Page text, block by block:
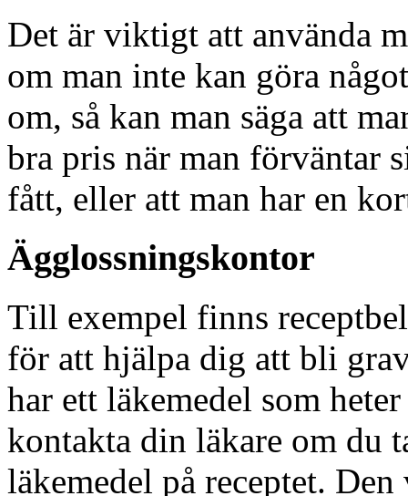
Det är viktigt att använda
om man inte kan göra
om, så kan man säga att
bra pris när man förväntar
fått, eller att man har en
Ägglossningskontor
Till exempel finns
för att hjälpa dig att bli
har ett läkemedel som
kontakta din läkare om du
läkemedel på receptet.